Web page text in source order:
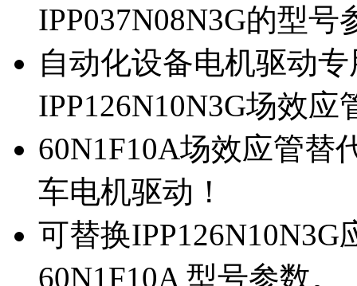
IPP037N08N3G的型号
自动化设备电机驱动
IPP126N10N3G场效应
60N1F10A场效应管替
车电机驱动！
可替换
60N1F10A 型号参数。